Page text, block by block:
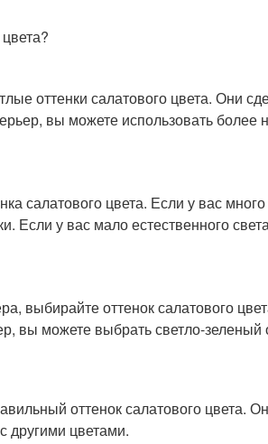
оттенки салатового цвета. Они
вы можете использовать более
салатового цвета. Если у вас много
Если у вас мало естественного
выбирайте оттенок салатового
вы можете выбрать светло-зеленый
оттенок салатового цвета.
другими цветами.